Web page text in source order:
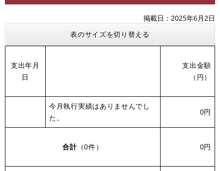
す文
掲載日
2025年6月2日
表のサイズを切り替える
支出年月
日
支出金額
（円）
今月執行実績はありませんでし
た。
0円
合計（0件） 0円